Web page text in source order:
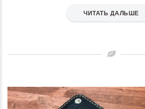
ЧИТАТЬ ДАЛЬШЕ